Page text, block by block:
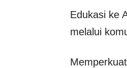
Edukasi ke
melalui